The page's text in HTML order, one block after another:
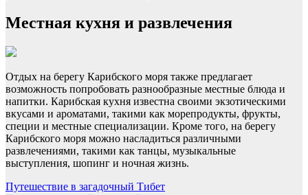
Местная кухня и развлечения
Отдых на берегу Карибского моря также предлагает
возможность попробовать разнообразные местные блюда и
напитки. Карибская кухня известна своими экзотическими
вкусами и ароматами, такими как морепродукты, фрукты,
специи и местные специализации. Кроме того, на берегу
Карибского моря можно насладиться различными
развлечениями, такими как танцы, музыкальные
выступления, шопинг и ночная жизнь.
Навигация
Путешествие в загадочный Тибет